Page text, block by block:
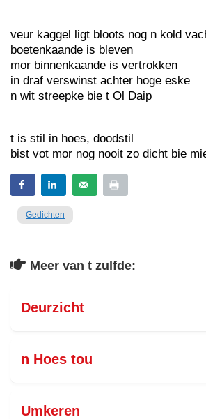
veur kaggel ligt bloots nog n kold
boetenkaande is bleven
mor binnenkaande is vertrokken
in draf verswinst achter hoge eske
n wit streepke bie t Ol Daip
t is stil in hoes, doodstil
bist vot mor nog nooit zo dicht bie
Gedichten
Meer van t zulfde:
Deurzicht
n Hoes tou
Umkeren